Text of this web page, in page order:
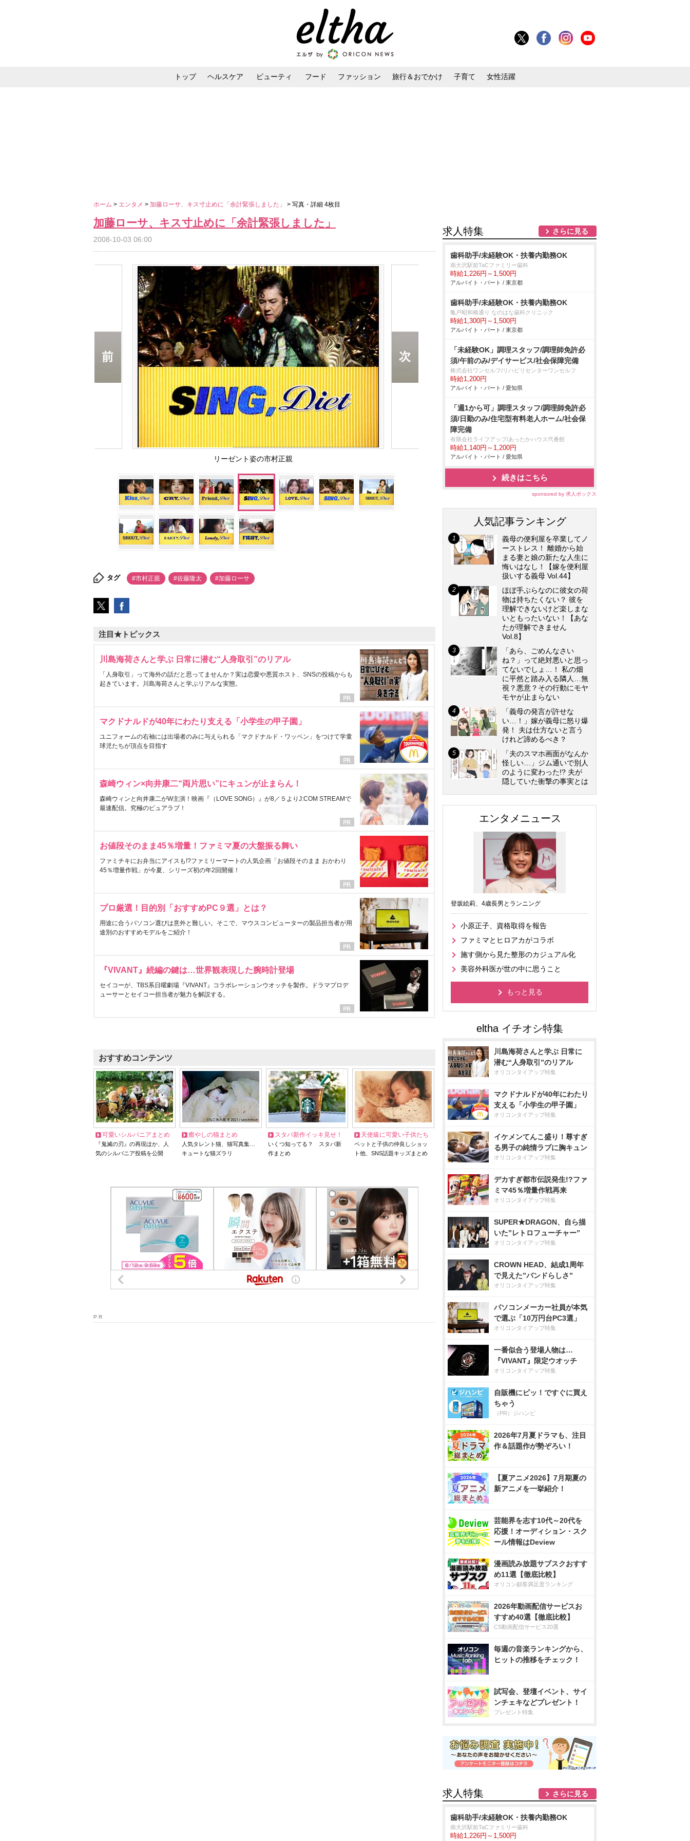
トップ ヘルスケア ビューティ フード ファッション 旅行＆おでかけ 子育て 女性活躍
ホーム > エンタメ > 加藤ローサ、キス寸止めに「余計緊張しました」 > 写真・詳細 4枚目
加藤ローサ、キス寸止めに「余計緊張しました」
2008-10-03 06:00
リーゼント姿の市村正親
タグ #市村正親 #佐藤隆太 #加藤ローサ
注目★トピックス
川島海荷さんと学ぶ 日常に潜む“人身取引”のリアル
「人身取引」って海外の話だと思ってませんか？実は恋愛や悪質ホスト、SNSの投稿からも
起きています。川島海荷さんと学ぶリアルな実態。
マクドナルドが40年にわたり支える「小学生の甲子園」
ユニフォームの右袖には出場者のみに与えられる「マクドナルド・ワッペン」をつけて学童
球児たちが頂点を目指す
森崎ウィン×向井康二“両片思い”にキュンが止まらん！
森崎ウィンと向井康二がW主演！映画『（LOVE SONG）』が8／５よりJ:COM STREAMで
最速配信。究極のピュアラブ！
お値段そのまま45％増量！ファミマ夏の大盤振る舞い
ファミチキにお弁当にアイスも!?ファミリーマートの人気企画「お値段そのまま おかわり
45％増量作戦」が今夏、シリーズ初の年2回開催！
プロ厳選！目的別「おすすめPC９選」とは？
用途に合うパソコン選びは意外と難しい。そこで、マウスコンピューターの製品担当者が用
途別のおすすめモデルをご紹介！
『VIVANT』続編の鍵は…世界観表現した腕時計登場
セイコーが、TBS系日曜劇場『VIVANT』コラボレーションウオッチを製作。ドラマプロデ
ューサーとセイコー担当者が魅力を解説する。
おすすめコンテンツ
可愛いシルバニアまとめ
『鬼滅の刃』の再現ほか、人
気のシルバニア投稿を公開
癒やしの猫まとめ
人気タレント猫、猫写真集…
キュートな猫ズラリ
スタバ新作イッキ見せ！
いくつ知ってる？ スタバ新
作まとめ
天使級に可愛い子供たち
ペットと子供の仲良しショッ
ト他、SNS話題キッズまとめ
P R
求人特集 さらに見る
歯科助手/未経験OK・扶養内勤務OK
南大沢駅前TaCファミリー歯科
時給1,226円～1,500円
アルバイト・パート / 東京都
歯科助手/未経験OK・扶養内勤務OK
亀戸昭和橋通り なのはな歯科クリニック
時給1,300円～1,500円
アルバイト・パート / 東京都
「未経験OK」調理スタッフ/調理師免許必
須/午前のみ/デイサービス/社会保障完備
株式会社ワンセルフ/リハビリセンターワンセルフ
時給1,200円
アルバイト・パート / 愛知県
「週1から可」調理スタッフ/調理師免許必
須/日勤のみ/住宅型有料老人ホーム/社会保
障完備
有限会社ライフアップ/あったかハウス弐番館
時給1,140円～1,200円
アルバイト・パート / 愛知県
続きはこちら
sponsored by 求人ボックス
人気記事ランキング
義母の便利屋を卒業してノ
ーストレス！ 離婚から始
まる妻と娘の新たな人生に
悔いはなし！【嫁を便利屋
扱いする義母 Vol.44】
ほぼ手ぶらなのに彼女の荷
物は持ちたくない？ 彼を
理解できないけど楽しまな
いともったいない！【あな
たが理解できません
Vol.8】
「あら、ごめんなさい
ね？」って絶対悪いと思っ
てないでしょ…！ 私の畑
に平然と踏み入る隣人…無
視？悪意？その行動にモヤ
モヤが止まらない
「義母の発言が許せな
い…！」嫁が義母に怒り爆
発！ 夫は仕方ないと言う
けれど諦めるべき？
「夫のスマホ画面がなんか
怪しい…」ジム通いで別人
のように変わった!? 夫が
隠していた衝撃の事実とは
エンタメニュース
登坂絵莉、4歳長男とランニング
小原正子、資格取得を報告
ファミマとヒロアカがコラボ
施す側から見た整形のカジュアル化
美容外科医が世の中に思うこと
もっと見る
川島海荷さんと学ぶ 日常に
潜む“人身取引”のリアル
オリコンタイアップ特集
マクドナルドが40年にわたり
支える「小学生の甲子園」
オリコンタイアップ特集
イケメンてんこ盛り！尊すぎ
る男子の純情ラブに胸キュン
オリコンタイアップ特集
デカすぎ都市伝説発生!?ファ
ミマ45％増量作戦再来
オリコンタイアップ特集
SUPER★DRAGON、自ら描
いた”レトロフューチャー”
オリコンタイアップ特集
CROWN HEAD、結成1周年
で見えた”バンドらしさ”
オリコンタイアップ特集
パソコンメーカー社員が本気
で選ぶ「10万円台PC3選」
オリコンタイアップ特集
一番似合う登場人物は…
『VIVANT』限定ウオッチ
オリコンタイアップ特集
自販機にピッ！ですぐに買え
ちゃう
（PR）ジハンピ
2026年7月夏ドラマも、注目
作＆話題作が勢ぞろい！
【夏アニメ2026】7月期夏の
新アニメを一挙紹介！
芸能界を志す10代～20代を
応援！オーディション・スク
ール情報はDeview
漫画読み放題サブスクおすす
め11選【徹底比較】
オリコン顧客満足度ランキング
2026年動画配信サービスお
すすめ40選【徹底比較】
CS動画配信サービス20選
毎週の音楽ランキングから、
ヒットの推移をチェック！
試写会、登壇イベント、サイ
ンチェキなどプレゼント！
プレゼント特集
求人特集 さらに見る
歯科助手/未経験OK・扶養内勤務OK
南大沢駅前TaCファミリー歯科
時給1,226円～1,500円